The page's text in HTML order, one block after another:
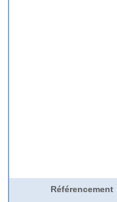
Référencement